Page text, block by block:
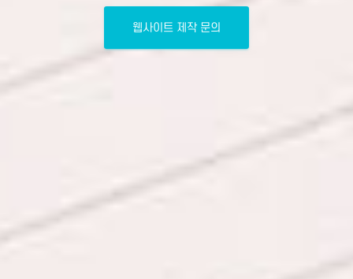
웹사이트 제작 문의